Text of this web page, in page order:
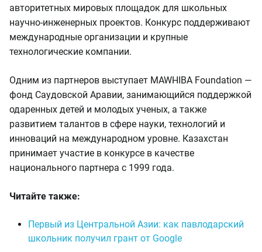
авторитетных мировых площадок для школьных
научно-инженерных проектов. Конкурс поддерживают
международные организации и крупные
технологические компании.
Одним из партнеров выступает MAWHIBA Foundation —
фонд Саудовской Аравии, занимающийся поддержкой
одаренных детей и молодых ученых, а также
развитием талантов в сфере науки, технологий и
инноваций на международном уровне. Казахстан
принимает участие в конкурсе в качестве
национального партнера с 1999 года.
Читайте также:
Первый из Центральной Азии: как павлодарский
школьник получил грант от Google